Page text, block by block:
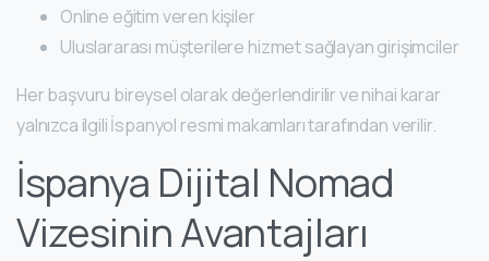
Online eğitim veren kişiler
Uluslararası müşterilere hizmet sağlayan girişimciler
Her başvuru bireysel olarak değerlendirilir ve nihai karar
yalnızca ilgili İspanyol resmi makamları tarafından verilir.
İspanya Dijital Nomad
Vizesinin Avantajları